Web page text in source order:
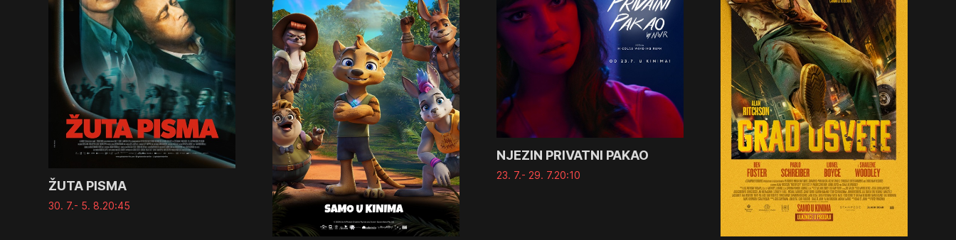
ŽUTA PISMA
30. 7.- 5. 8.20:45
NJEZIN PRIVATNI PAKAO
23. 7.- 29. 7.20:10